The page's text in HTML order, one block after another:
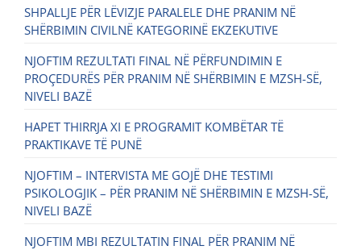
SHPALLJE PËR LËVIZJE PARALELE DHE PRANIM NË
SHËRBIMIN CIVILNË KATEGORINË EKZEKUTIVE
NJOFTIM REZULTATI FINAL NË PËRFUNDIMIN E
PROÇEDURËS PËR PRANIM NË SHËRBIMIN E MZSH-SË,
NIVELI BAZË
HAPET THIRRJA XI E PROGRAMIT KOMBËTAR TË
PRAKTIKAVE TË PUNË
NJOFTIM – INTERVISTA ME GOJË DHE TESTIMI
PSIKOLOGJIK – PËR PRANIM NË SHËRBIMIN E MZSH-SË,
NIVELI BAZË
NJOFTIM MBI REZULTATIN FINAL PËR PRANIM NË